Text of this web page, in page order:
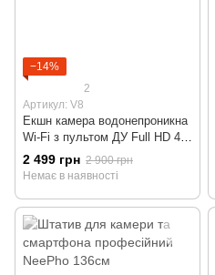
−14%
2
Артикул: V8
Екшн камера водонепроникна
Wi-Fi з пультом ДУ Full HD 4K
V8
2 499 грн 2 900 грн
Немає в наявності